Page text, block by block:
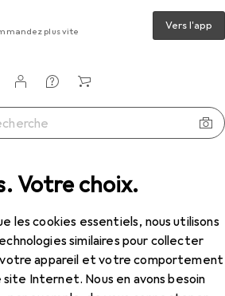
Votre choix.
les cookies essentiels, nous utilisons
similaires pour collecter
appareil et votre comportement
site Internet. Nous en avons besoin
plus vite Vers l'app
client
de comparaison
d'envies
- Crayon à mine fine
VISUCLICK - Crayon à mine